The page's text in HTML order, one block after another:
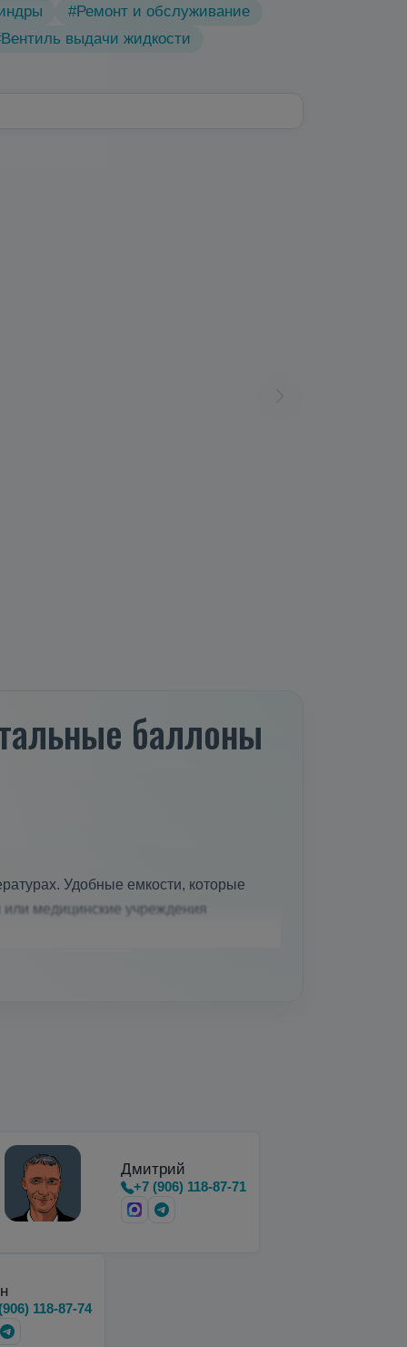
#Ремонт и обслуживание
выдачи жидкости
баллоны
Удобные емкости, которые
медицинские учреждения
Дмитрий
+7 (906) 118-87-71
118-87-74